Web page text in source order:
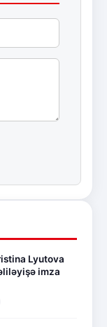
Lyutova
imza